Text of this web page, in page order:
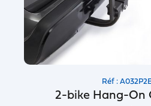
Réf :
2-bike Hang-On